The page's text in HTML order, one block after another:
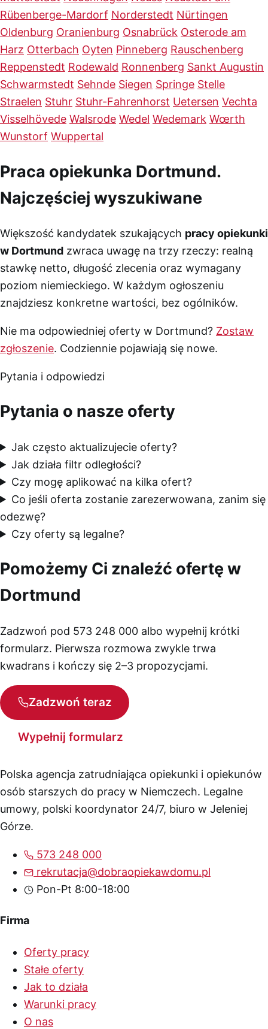
Rübenberge-Mardorf Norderstedt Nürtingen
Oldenburg Oranienburg Osnabrück Osterode am
Harz Otterbach Oyten Pinneberg Rauschenberg
Reppenstedt Rodewald Ronnenberg Sankt Augustin
Schwarmstedt Sehnde Siegen Springe Stelle
Straelen Stuhr Stuhr-Fahrenhorst Uetersen Vechta
Visselhövede Walsrode Wedel Wedemark Wœrth
Wunstorf Wuppertal
Praca opiekunka Dortmund.
Najczęściej wyszukiwane
Większość kandydatek szukających pracy opiekunki
w Dortmund zwraca uwagę na trzy rzeczy: realną
stawkę netto, długość zlecenia oraz wymagany
poziom niemieckiego. W każdym ogłoszeniu
znajdziesz konkretne wartości, bez ogólników.
Nie ma odpowiedniej oferty w Dortmund? Zostaw
zgłoszenie. Codziennie pojawiają się nowe.
Pytania i odpowiedzi
Pytania o nasze oferty
Jak często aktualizujecie oferty?
Jak działa filtr odległości?
Czy mogę aplikować na kilka ofert?
Co jeśli oferta zostanie zarezerwowana, zanim się
odezwę?
Czy oferty są legalne?
Pomożemy Ci znaleźć ofertę w
Dortmund
Zadzwoń pod 573 248 000 albo wypełnij krótki
formularz. Pierwsza rozmowa zwykle trwa
kwadrans i kończy się 2–3 propozycjami.
Zadzwoń teraz
Wypełnij formularz
Polska agencja zatrudniająca opiekunki i opiekunów
osób starszych do pracy w Niemczech. Legalne
umowy, polski koordynator 24/7, biuro w Jeleniej
Górze.
573 248 000
rekrutacja@dobraopiekawdomu.pl
Pon-Pt 8:00-18:00
Firma
Oferty pracy
Stałe oferty
Jak to działa
Warunki pracy
O nas